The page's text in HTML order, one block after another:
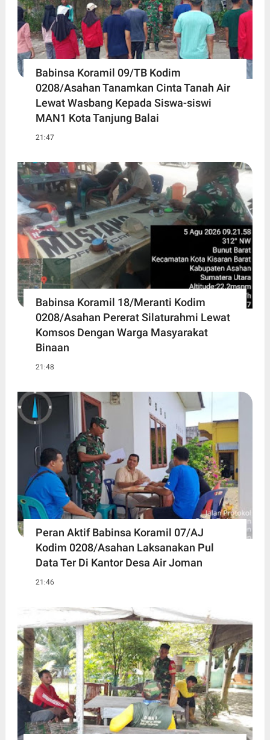
Babinsa Koramil 09/TB Kodim
0208/Asahan Tanamkan Cinta Tanah Air
Lewat Wasbang Kepada Siswa-siswi
MAN1 Kota Tanjung Balai
21:47
Babinsa Koramil 18/Meranti Kodim
0208/Asahan Pererat Silaturahmi Lewat
Komsos Dengan Warga Masyarakat
Binaan
21:48
Peran Aktif Babinsa Koramil 07/AJ
Kodim 0208/Asahan Laksanakan Pul
Data Ter Di Kantor Desa Air Joman
21:46